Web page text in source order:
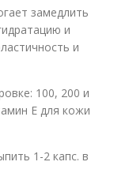
замедлить
и
и
100, 200 и
Е для кожи
1-2 капс. в